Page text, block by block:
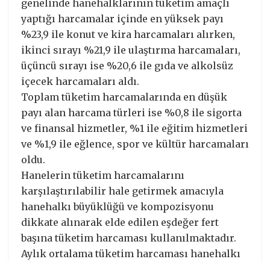
genelinde hanehalklarının tüketim amaçlı
yaptığı harcamalar içinde en yüksek payı
%23,9 ile konut ve kira harcamaları alırken,
ikinci sırayı %21,9 ile ulaştırma harcamaları,
üçüncü sırayı ise %20,6 ile gıda ve alkolsüz
içecek harcamaları aldı.
Toplam tüketim harcamalarında en düşük
payı alan harcama türleri ise %0,8 ile sigorta
ve finansal hizmetler, %1 ile eğitim hizmetleri
ve %1,9 ile eğlence, spor ve kültür harcamaları
oldu.
Hanelerin tüketim harcamalarını
karşılaştırılabilir hale getirmek amacıyla
hanehalkı büyüklüğü ve kompozisyonu
dikkate alınarak elde edilen eşdeğer fert
başına tüketim harcaması kullanılmaktadır.
Aylık ortalama tüketim harcaması hanehalkı